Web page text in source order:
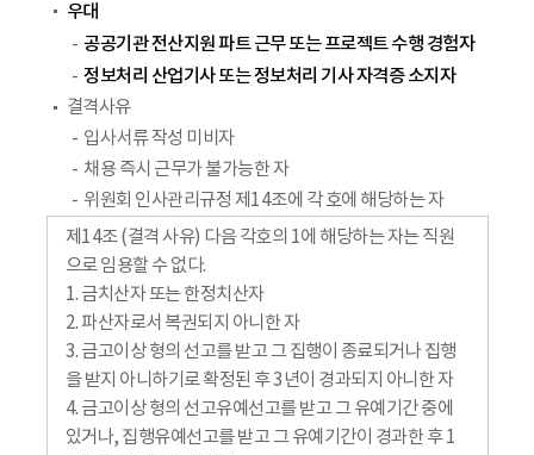
우대
공공기관 전산지원 파트 근무 또는 프로젝트 수행 경험자
정보처리 산업기사 또는 정보처리 기사 자격증 소지자
결격사유
입사서류 작성 미비자
채용 즉시 근무가 불가능한 자
위원회 인사관리규정 제14조에 각 호에 해당하는 자
제14조 (결격 사유) 다음 각호의 1에 해당하는 자는 직원
으로 임용할 수 없다.
1. 금치산자 또는 한정치산자
2. 파산자로서 복권되지 아니한 자
3. 금고이상 형의 선고를 받고 그 집행이 종료되거나 집행
을 받지 아니하기로 확정된 후 3년이 경과되지 아니한 자
4. 금고이상 형의 선고유예선고를 받고 그 유예기간 중에
있거나, 집행유예선고를 받고 그 유예기간이 경과한 후 1